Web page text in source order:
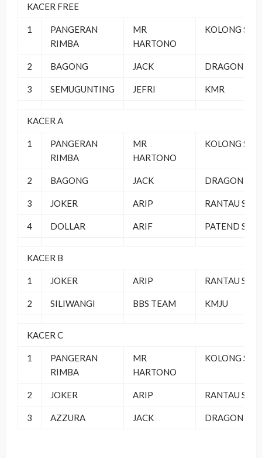
KACER FREE
1
PANGERAN
RIMBA
MR
HARTONO
KOLONG SF
2 BAGONG JACK DRAGON SF
3 SEMUGUNTING JEFRI KMR
KACER A
1
PANGERAN
RIMBA
MR
HARTONO
KOLONG SF
2 BAGONG JACK DRAGON SF
3 JOKER ARIP RANTAU SF
4 DOLLAR ARIF PATEND SF
KACER B
1 JOKER ARIP RANTAU SF
2 SILIWANGI BBS TEAM KMJU
KACER C
1
PANGERAN
RIMBA
MR
HARTONO
KOLONG SF
2 JOKER ARIP RANTAU SF
3 AZZURA JACK DRAGON SF